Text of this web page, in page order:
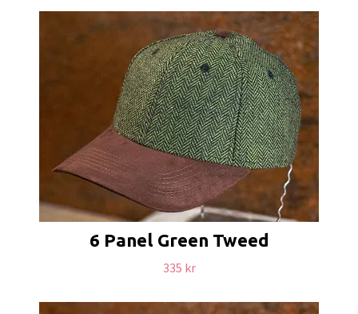
6 Panel Green Tweed
335 kr